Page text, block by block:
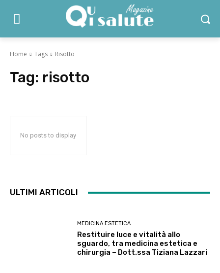
Home Tags Risotto
Tag: risotto
No posts to display
ULTIMI ARTICOLI
MEDICINA ESTETICA
Restituire luce e vitalità allo
sguardo, tra medicina estetica e
chirurgia – Dott.ssa Tiziana Lazzari